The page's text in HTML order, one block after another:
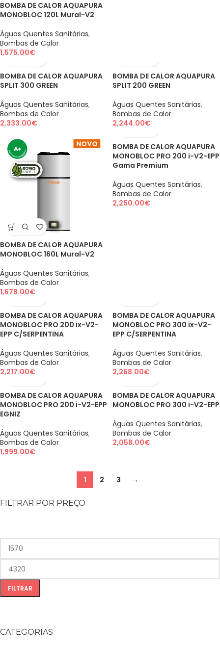
FILTRAR POR PREÇO
FILTRAR
CATEGORIAS
BOMBA DE CALOR AQUAPURA
MONOBLOC 120L Mural-V2
Águas Quentes Sanitárias,
Bombas de Calor
1,575.00€
BOMBA DE CALOR AQUAPURA
SPLIT 300 GREEN
Águas Quentes Sanitárias,
Bombas de Calor
2,333.00€
BOMBA DE CALOR AQUAPURA
SPLIT 200 GREEN
Águas Quentes Sanitárias,
Bombas de Calor
2,244.00€
BOMBA DE CALOR AQUAPURA
MONOBLOC 160L Mural-V2
Águas Quentes Sanitárias,
Bombas de Calor
1,678.00€
BOMBA DE CALOR AQUAPURA
MONOBLOC PRO 200 i-V2-EPP
Gama Premium
Águas Quentes Sanitárias,
Bombas de Calor
2,250.00€
BOMBA DE CALOR AQUAPURA
MONOBLOC PRO 200 ix-V2-
EPP C/SERPENTINA
Águas Quentes Sanitárias,
Bombas de Calor
2,217.00€
BOMBA DE CALOR AQUAPURA
MONOBLOC PRO 300 ix-V2-
EPP C/SERPENTINA
Águas Quentes Sanitárias,
Bombas de Calor
2,268.00€
BOMBA DE CALOR AQUAPURA
MONOBLOC PRO 200 i-V2-EPP
EGNIZ
Águas Quentes Sanitárias,
Bombas de Calor
1,999.00€
BOMBA DE CALOR AQUAPURA
MONOBLOC PRO 300 i-V2-EPP
Águas Quentes Sanitárias,
Bombas de Calor
2,058.00€
1 2 3 →